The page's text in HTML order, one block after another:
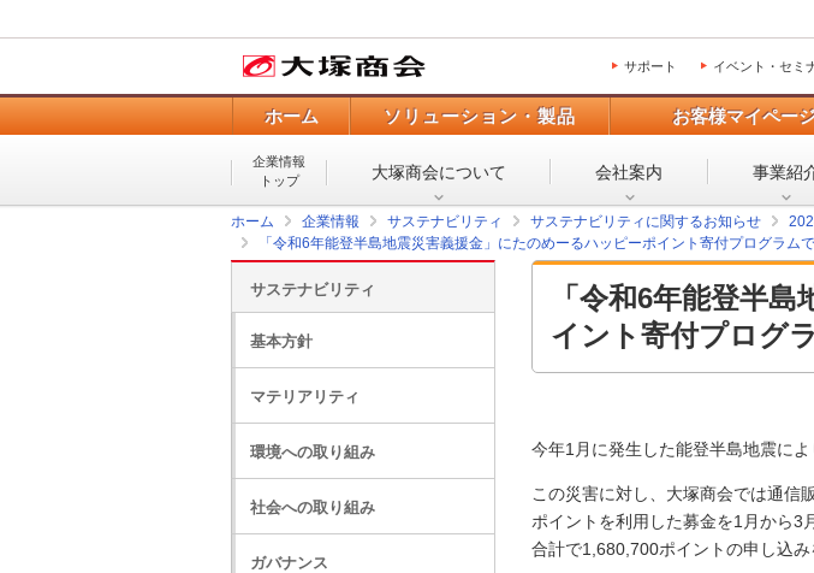
サポート イベント・セミ
ホーム ソリューション・製品 お客様マイペー
企業情報
トップ
大塚商会について 会社案内 事業紹
ホーム 企業情報 サステナビリティ サステナビリティに関するお知らせ
「令和6年能登半島地震災害義援金」にたのめーるハッピーポイント寄付プログラム
「令和6年能登半
イント寄付プログ
今年1月に発生した能登半島地震に
この災害に対し、大塚商会では通信
ポイントを利用した募金を1月から3
合計で1,680,700ポイントの申し込み
サステナビリティ
基本方針
マテリアリティ
環境への取り組み
社会への取り組み
ガバナンス